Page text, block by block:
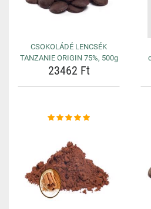
CSOKOLÁDÉ LENCSÉK
TANZANIE ORIGIN 75%, 500g
23462 Ft